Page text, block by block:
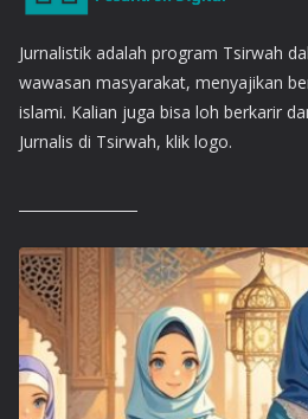
Jurnalistik adalah program Tsirwah
wawasan masyarakat, menyajikan
islami. Kalian juga bisa loh berkarir
Jurnalis di Tsirwah, klik logo.